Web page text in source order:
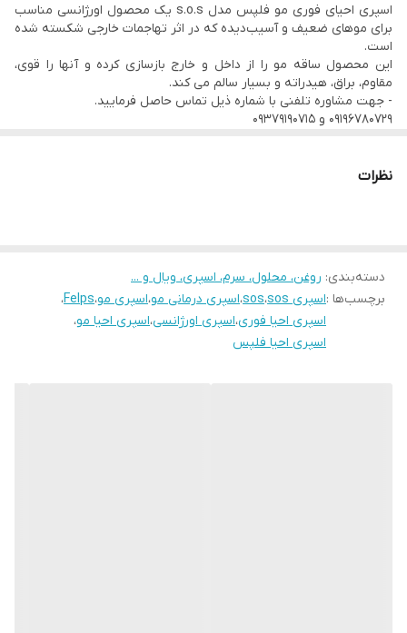
• عملکرد سریع و فوری
• صافی و لختی مو
• حجم ۲۳۰ میلی لیتر
اسپری احیای فوری مو فلپس مدل s.o.s یک محصول اورژانسی مناسب
برای موهای ضعیف و آسیب‌دیده که در اثر تهاجمات خارجی شکسته شده
است.
این محصول ساقه مو را از داخل و خارج بازسازی کرده و آنها را قوی،
مقاوم، براق، هیدراته و بسیار سالم می کند.
- جهت مشاوره تلفنی با شماره ذیل تماس حاصل فرمایید.
۰۹۱۹۶۷۸۰۷۲۹ و ۰۹۳۷۹۱۹۰۷۱۵
نظرات
دسته‌بندی: روغن، محلول، سرم، اسپری، ویال و ...
برچسب‌ها :اسپری sos ،sos،اسپری درمانی مو،اسپری مو،Felps،
اسپری احیا فوری،اسپری اورژانسی،اسپری احیا مو،
اسپری احیا فلپس